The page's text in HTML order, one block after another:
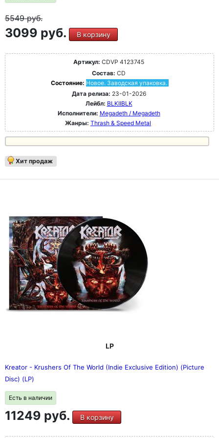
5549руб.
3099 руб. В корзину
Артикул: CDVP 4123745
Состав: CD
Состояние: Новое. Заводская упаковка.
Дата релиза: 23-01-2026
Лейбл: BLKIIBLK
Исполнители: Megadeth / Megadeth
Жанры: Thrash & Speed Metal
Хит продаж
LP
Kreator - Krushers Of The World (Indie Exclusive Edition) (Picture
Disc) (LP)
Есть в наличии
11249 руб. В корзину